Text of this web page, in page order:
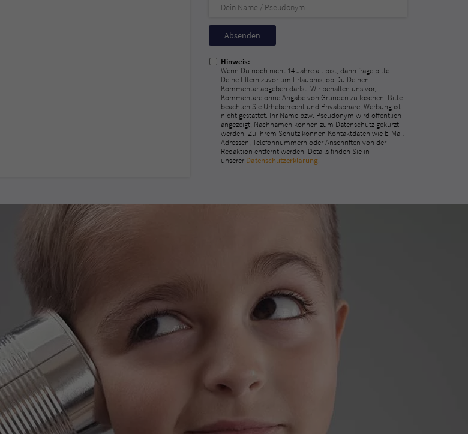
Nicht
ausfüllen!
Hinweis:
Wenn Du noch nicht 14 Jahre alt bist, dann frage bitte
Deine Eltern zuvor um Erlaubnis, ob Du Deinen
Kommentar abgeben darfst. Wir behalten uns vor,
Kommentare ohne Angabe von Gründen zu löschen. Bitte
beachten Sie Urheberrecht und Privatsphäre; Werbung ist
nicht gestattet. Ihr Name bzw. Pseudonym wird öffentlich
angezeigt; Nachnamen können zum Datenschutz gekürzt
werden. Zu Ihrem Schutz können Kontaktdaten wie E-Mail-
Adressen, Telefonnummern oder Anschriften von der
Redaktion entfernt werden. Details finden Sie in
unserer Datenschutzerklärung.